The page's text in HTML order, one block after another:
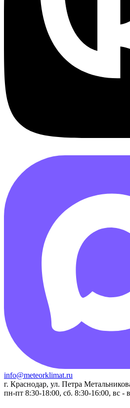
info@meteorklimat.ru
г. Краснодар, ул. Петра
пн-пт 8:30-18:00, сб. 8:30-16:00, вс -